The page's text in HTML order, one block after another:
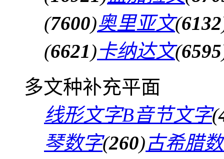
(7600)奥里亚文(6132
(6621)卡纳达文(6595
多文种补充平面
线形文字B音节文字(
琴数字(260)古希腊